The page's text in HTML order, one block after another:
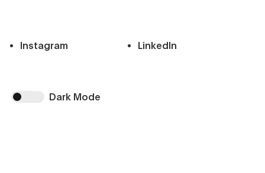
Instagram LinkedIn
Dark Mode